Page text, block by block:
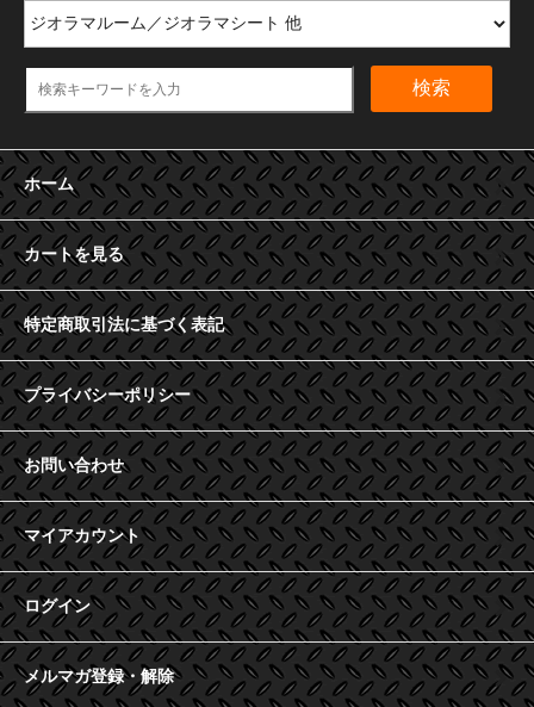
検索
ホーム
カートを見る
特定商取引法に基づく表記
プライバシーポリシー
お問い合わせ
マイアカウント
ログイン
メルマガ登録・解除